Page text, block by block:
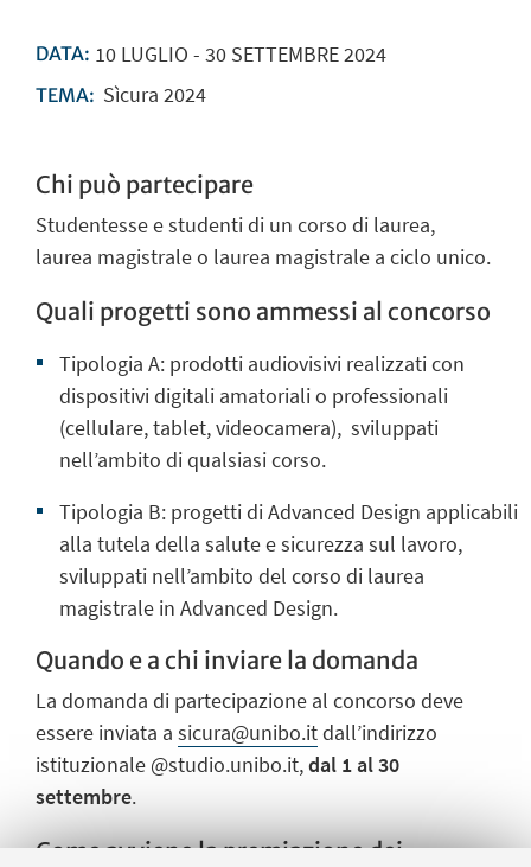
DATA: 10LUGLIO - 30 SETTEMBRE2024
TEMA: Sìcura 2024
Chi può partecipare
Studentesse e studenti di un corso di laurea,
laurea magistrale o laurea magistrale a ciclo unico.
Quali progetti sono ammessi al concorso
Tipologia A: prodotti audiovisivi realizzati con
dispositivi digitali amatoriali o professionali
(cellulare, tablet, videocamera), sviluppati
nell’ambito di qualsiasi corso.
Tipologia B: progetti di Advanced Design applicabili
alla tutela della salute e sicurezza sul lavoro,
sviluppati nell’ambito del corso di laurea
magistrale in Advanced Design.
Quando e a chi inviare la domanda
La domanda di partecipazione al concorso deve
essere inviata a sicura@unibo.itdall’indirizzo
istituzionale @studio.unibo.it,dal 1 al 30
settembre.
Come avviene la premiazione dei